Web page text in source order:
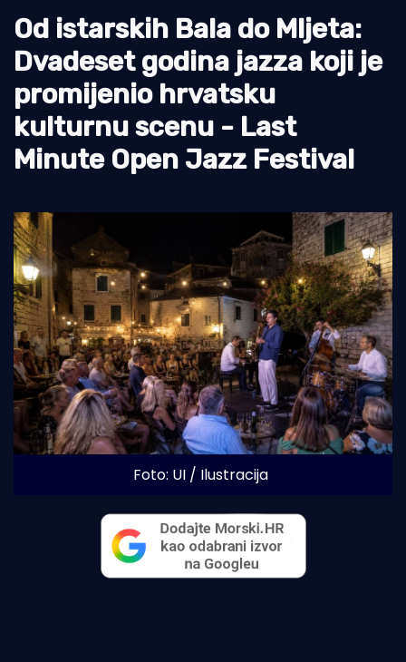
Ribolov
Ekologija
Tradicija i kultura
Od istarskih Bala do Mljeta:
Dvadeset godina jazza koji je
promijenio hrvatsku
kulturnu scenu - Last
Minute Open Jazz Festival
Foto: UI / Ilustracija